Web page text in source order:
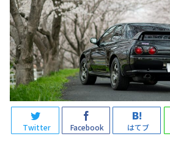
Twitter Facebook はてブ